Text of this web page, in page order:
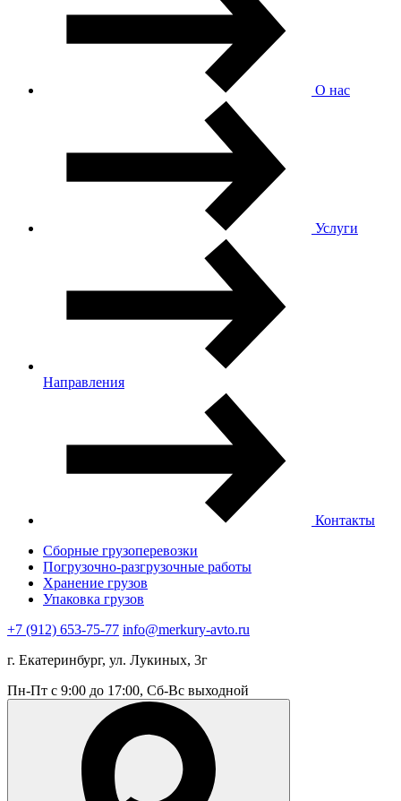
О нас
Услуги
Направления
Контакты
Сборные грузоперевозки
Погрузочно-разгрузочные работы
Хранение грузов
Упаковка грузов
+7 (912) 653-75-77 info@merkury-avto.ru
г. Екатеринбург, ул. Лукиных, 3г
Пн-Пт с 9:00 до 17:00, Сб-Вс выходной